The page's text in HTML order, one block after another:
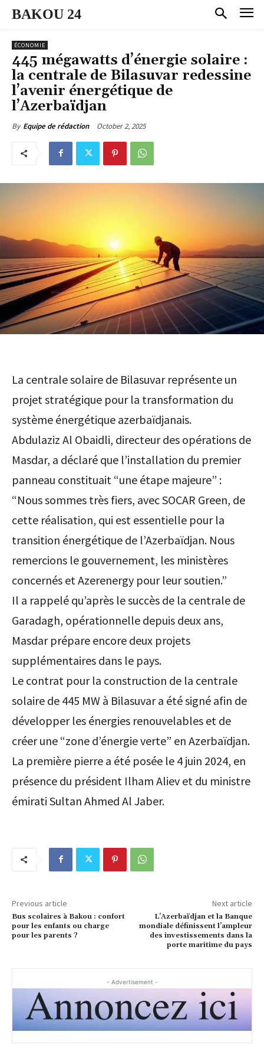
BAKOU 24
ÉCONOMIE
445 mégawatts d’énergie solaire :
la centrale de Bilasuvar redessine
l’avenir énergétique de
l’Azerbaïdjan
By Equipe de rédaction October 2, 2025
La centrale solaire de Bilasuvar représente un
projet stratégique pour la transformation du
système énergétique azerbaïdjanais.
Abdulaziz Al Obaidli, directeur des opérations de
Masdar, a déclaré que l’installation du premier
panneau constituait “une étape majeure” :
“Nous sommes très fiers, avec SOCAR Green, de
cette réalisation, qui est essentielle pour la
transition énergétique de l’Azerbaïdjan. Nous
remercions le gouvernement, les ministères
concernés et Azerenergy pour leur soutien.”
Il a rappelé qu’après le succès de la centrale de
Garadagh, opérationnelle depuis deux ans,
Masdar prépare encore deux projets
supplémentaires dans le pays.
Le contrat pour la construction de la centrale
solaire de 445 MW à Bilasuvar a été signé afin de
développer les énergies renouvelables et de
créer une “zone d’énergie verte” en Azerbaïdjan.
La première pierre a été posée le 4 juin 2024, en
présence du président Ilham Aliev et du ministre
émirati Sultan Ahmed Al Jaber.
Previous article
Bus scolaires à Bakou : confort
pour les enfants ou charge
pour les parents ?
Next article
L’Azerbaïdjan et la Banque
mondiale définissent l’ampleur
des investissements dans la
porte maritime du pays
- Advertisement -